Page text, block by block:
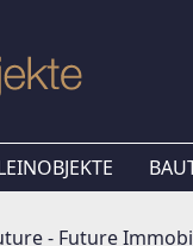
- Future